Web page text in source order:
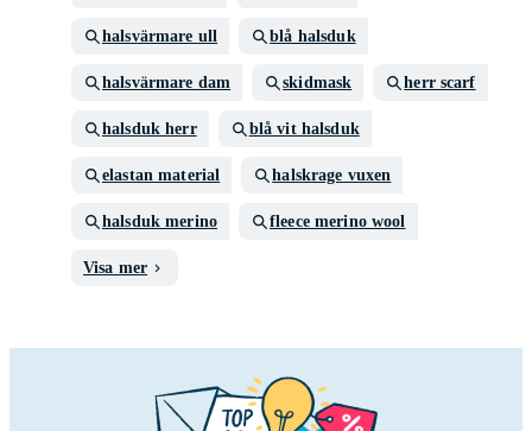
halsvärmare ull blå halsduk
halsvärmare dam skidmask herr scarf
halsduk herr blå vit halsduk
elastan material halskrage vuxen
halsduk merino fleece merino wool
Visa mer